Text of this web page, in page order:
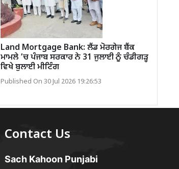
Land Mortgage Bank: ਲੈਂਡ ਮੋਰਗੇਜ ਬੈਂਕ
ਮਾਮਲੇ ’ਚ ਪੰਜਾਬ ਸਰਕਾਰ ਨੇ 31 ਜੁਲਾਈ ਨੂੰ ਚੰਡੀਗੜ੍ਹ
ਵਿਖੇ ਬੁਲਾਈ ਮੀਟਿੰਗ
Published On 30 Jul 2026 19:26:53
Contact Us
Sach Kahoon Punjabi